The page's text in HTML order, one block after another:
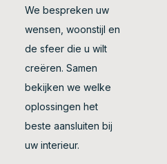
We bespreken uw
wensen, woonstijl en
de sfeer die u wilt
creëren. Samen
bekijken we welke
oplossingen het
beste aansluiten bij
uw interieur.